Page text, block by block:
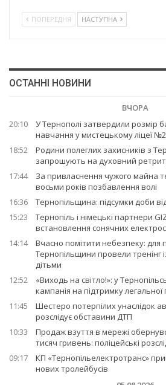
ПОПЕРЕДНЯ НАСТУПНА
ОСТАННІ НОВИНИ
ВЧОРА
20:10
У Тернополі затвердили розмір
навчання у мистецькому ліцеї
18:52
Родини полеглих захисників з
запрошують на духовний
17:44
За привласнення чужого майна
восьми років позбавлення волі
16:36
Тернопільщина: підсумки доби
15:23
Тернопіль і німецькі партнери
встановлення сонячних
14:14
Вчасно помітити небезпеку: для
Тернопільщини провели тренінг
дітьми
12:52
«Виходь на світло!»: у
кампанія на підтримку легальної
11:45
Шестеро потерпілих унаслідок
розслідує обставини ДТП
10:33
Продаж взуття в мережі
тисяч гривень: поліцейські
09:17
КП «Тернопільелектротранс»
нових тролейбусів